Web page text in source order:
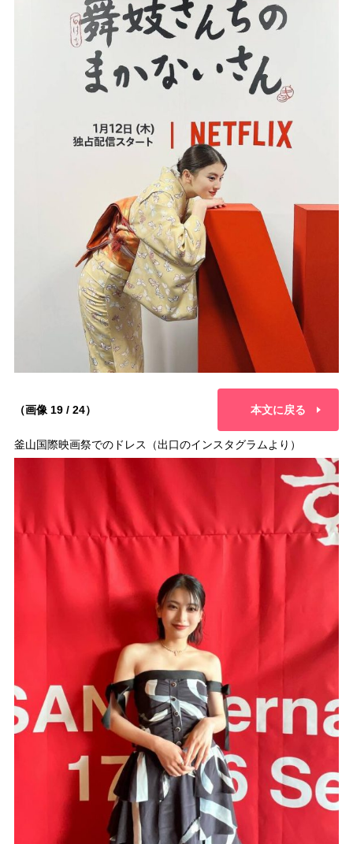
（画像 19 / 24） 本文に戻る
釜山国際映画祭でのドレス（出口のインスタグラムより）